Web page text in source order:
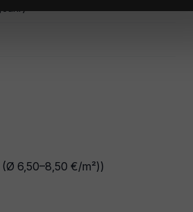
(Ø 6,50–8,50 €/m²))